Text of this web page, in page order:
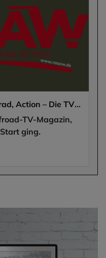
RAAAW | Abenteuer, Allrad, Action – Die TV Reportage!
TV-Magazin,
ging.